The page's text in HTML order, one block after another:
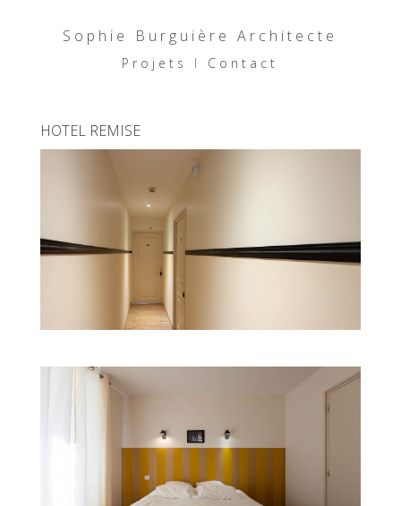
Sophie Burguière Architecte
Projets I Contact
HOTEL REMISE